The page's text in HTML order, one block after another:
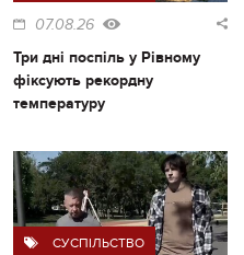
07.08.26
Три дні поспіль у Рівному
фіксують рекордну
температуру
СУСПІЛЬСТВО